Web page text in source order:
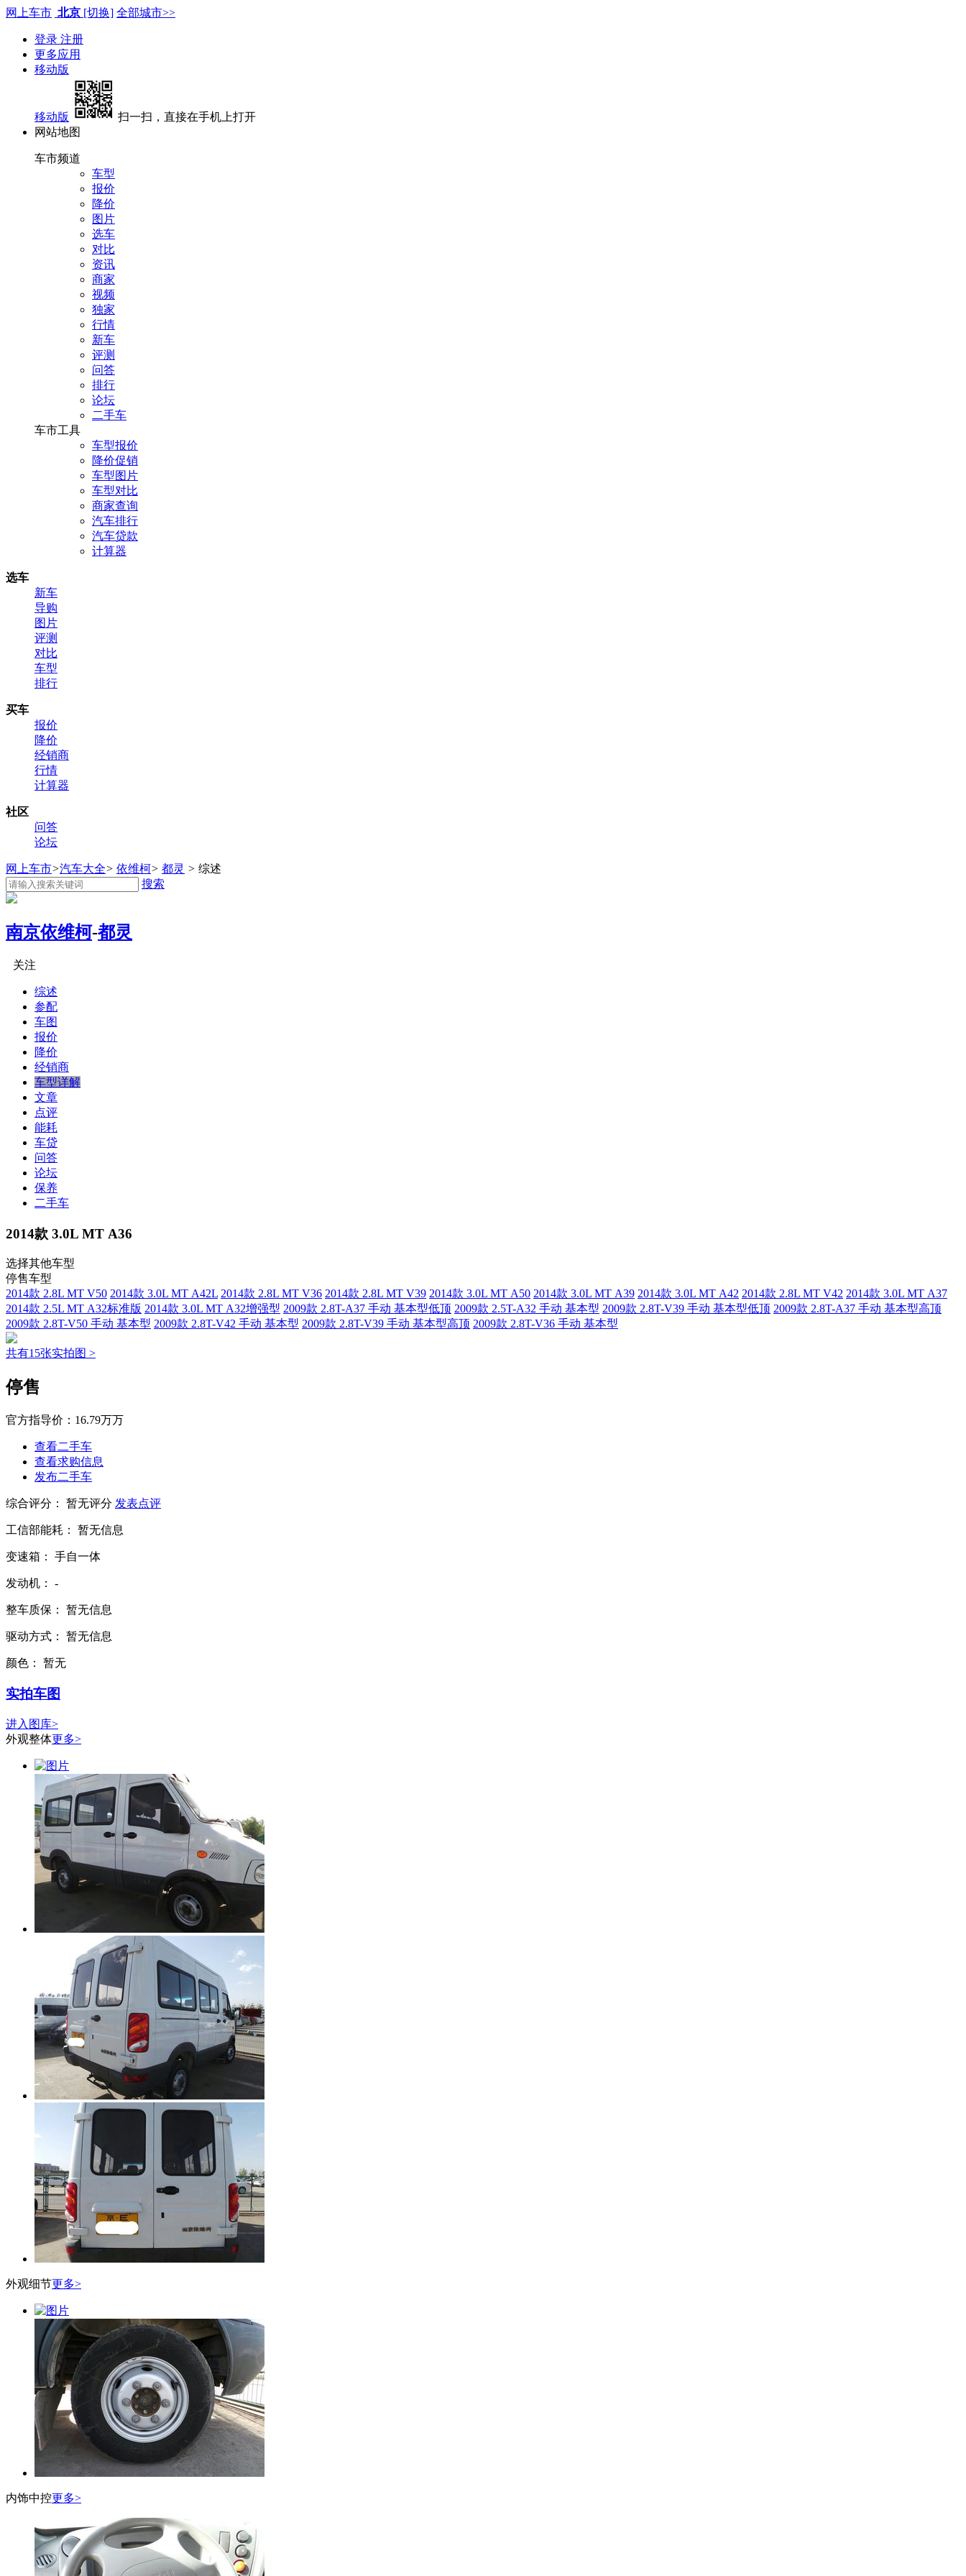
网上车市 北京 [切换] 全部城市>>
登录 注册
更多应用
移动版
移动版
扫一扫，直接在手机上打开
网站地图
车市频道
车型
报价
降价
图片
选车
对比
资讯
商家
视频
独家
行情
新车
评测
问答
排行
论坛
二手车
车市工具
车型报价
降价促销
车型图片
车型对比
商家查询
汽车排行
汽车贷款
计算器
选车
新车
导购
图片
评测
对比
车型
排行
买车
报价
降价
经销商
行情
计算器
社区
问答
论坛
网上车市>汽车大全> 依维柯> 都灵 > 综述
搜索
南京依维柯-都灵
关注
综述
参配
车图
报价
降价
经销商
车型详解
文章
点评
能耗
车贷
问答
论坛
保养
二手车
2014款 3.0L MT A36
选择其他车型
停售车型
2014款 2.8L MT V50 2014款 3.0L MT A42L 2014款 2.8L MT V36 2014款 2.8L MT V39 2014款 3.0L MT A50 2014款 3.0L MT A39 2014款 3.0L MT A42 2014款 2.8L MT V42 2014款 3.0L MT A37
2014款 2.5L MT A32标准版 2014款 3.0L MT A32增强型 2009款 2.8T-A37 手动 基本型低顶 2009款 2.5T-A32 手动 基本型 2009款 2.8T-V39 手动 基本型低顶 2009款 2.8T-A37 手动 基本型高顶
2009款 2.8T-V50 手动 基本型 2009款 2.8T-V42 手动 基本型 2009款 2.8T-V39 手动 基本型高顶 2009款 2.8T-V36 手动 基本型
共有15张实拍图 >
停售
官方指导价： 16.79万万
查看二手车
查看求购信息
发布二手车
综合评分： 暂无评分 发表点评
工信部能耗： 暂无信息
变速箱： 手自一体
发动机： -
整车质保： 暂无信息
驱动方式： 暂无信息
颜色： 暂无
实拍车图
进入图库>
外观整体更多>
外观细节更多>
内饰中控更多>